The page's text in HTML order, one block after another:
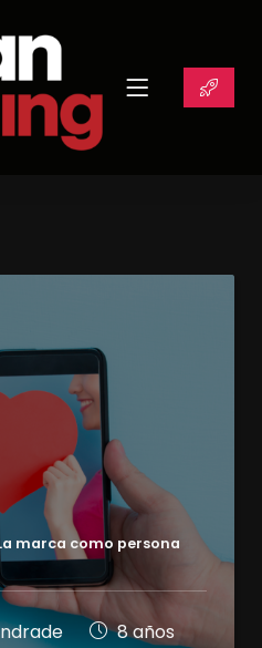
marca como persona
8 años